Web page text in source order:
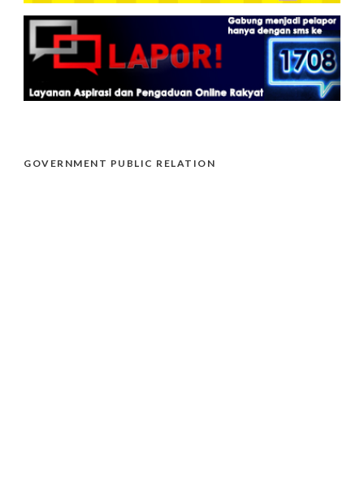
GOVERNMENT PUBLIC RELATION